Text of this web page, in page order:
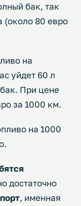
бак, так
(около 80 евро
на
уйдет 60 л
При цене
за 1000 км.
на 1000
достаточно
, именная